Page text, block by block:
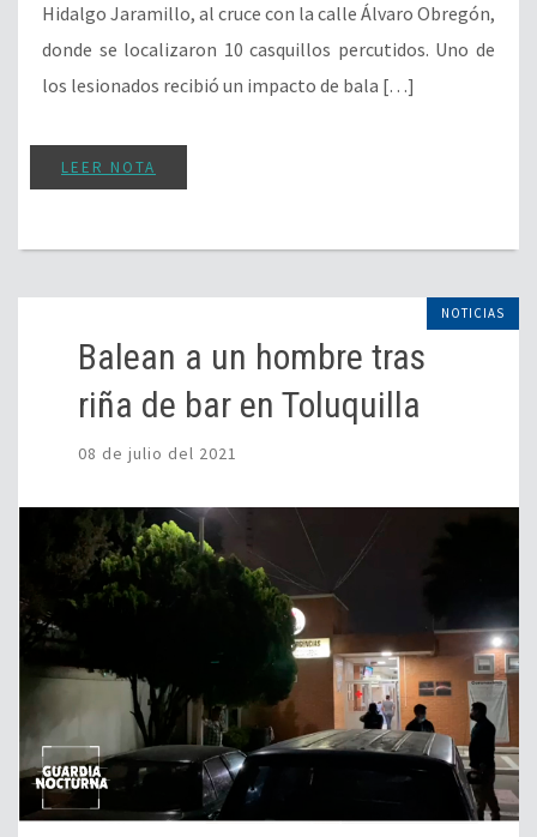
Hidalgo Jaramillo, al cruce con la calle Álvaro Obregón,
donde se localizaron 10 casquillos percutidos. Uno de
los lesionados recibió un impacto de bala […]
LEER NOTA
NOTICIAS
Balean a un hombre tras
riña de bar en Toluquilla
08 de julio del 2021